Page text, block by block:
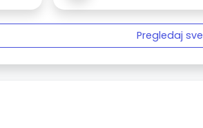
Pregledaj sve